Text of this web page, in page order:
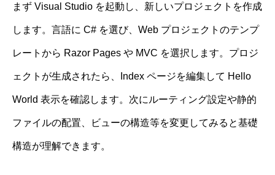
まず Visual Studio を起動し、新しいプロジェクトを作成
します。言語に C# を選び、Web プロジェクトのテンプ
レートから Razor Pages や MVC を選択します。プロジ
ェクトが生成されたら、Index ページを編集して Hello
World 表示を確認します。次にルーティング設定や静的
ファイルの配置、ビューの構造等を変更してみると基礎
構造が理解できます。